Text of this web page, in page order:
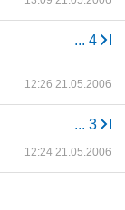
... 4
12:26 21.05.2006
... 3
12:24 21.05.2006